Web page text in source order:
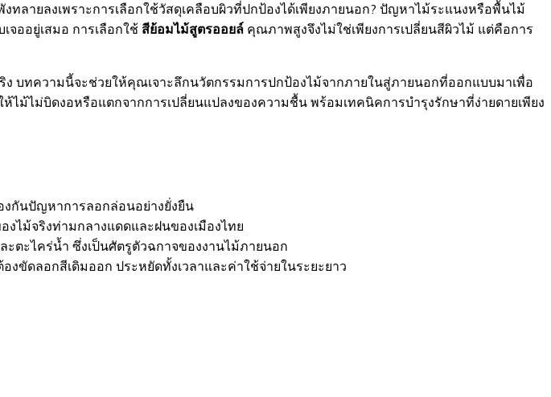
ลายลงเพราะการเลือกใช้วัสดุเคลือบผิวที่ปกป้องได้เพียงภายนอก? ปัญหาไม้ระแนงหรือพื้นไม้
ออยู่เสมอ การเลือกใช้ สีย้อมไม้สูตรออยล์ คุณภาพสูงจึงไม่ใช่เพียงการเปลี่ยนสีผิวไม้ แต่คือการ
บทความนี้จะช่วยให้คุณเจาะลึกนวัตกรรมการปกป้องไม้จากภายในสู่ภายนอกที่ออกแบบมาเพื่อ
ไม่บิดงอหรือแตกจากการเปลี่ยนแปลงของความชื้น พร้อมเทคนิคการบำรุงรักษาที่ง่ายดายเพียง
งกันปัญหาการลอกล่อนอย่างยั่งยืน
ไม้จริงท่ามกลางแดดและฝนของเมืองไทย
ะตะไคร่น้ำ ซึ่งเป็นศัตรูตัวฉกาจของงานไม้ภายนอก
ขัดลอกสีเดิมออก ประหยัดทั้งเวลาและค่าใช้จ่ายในระยะยาว